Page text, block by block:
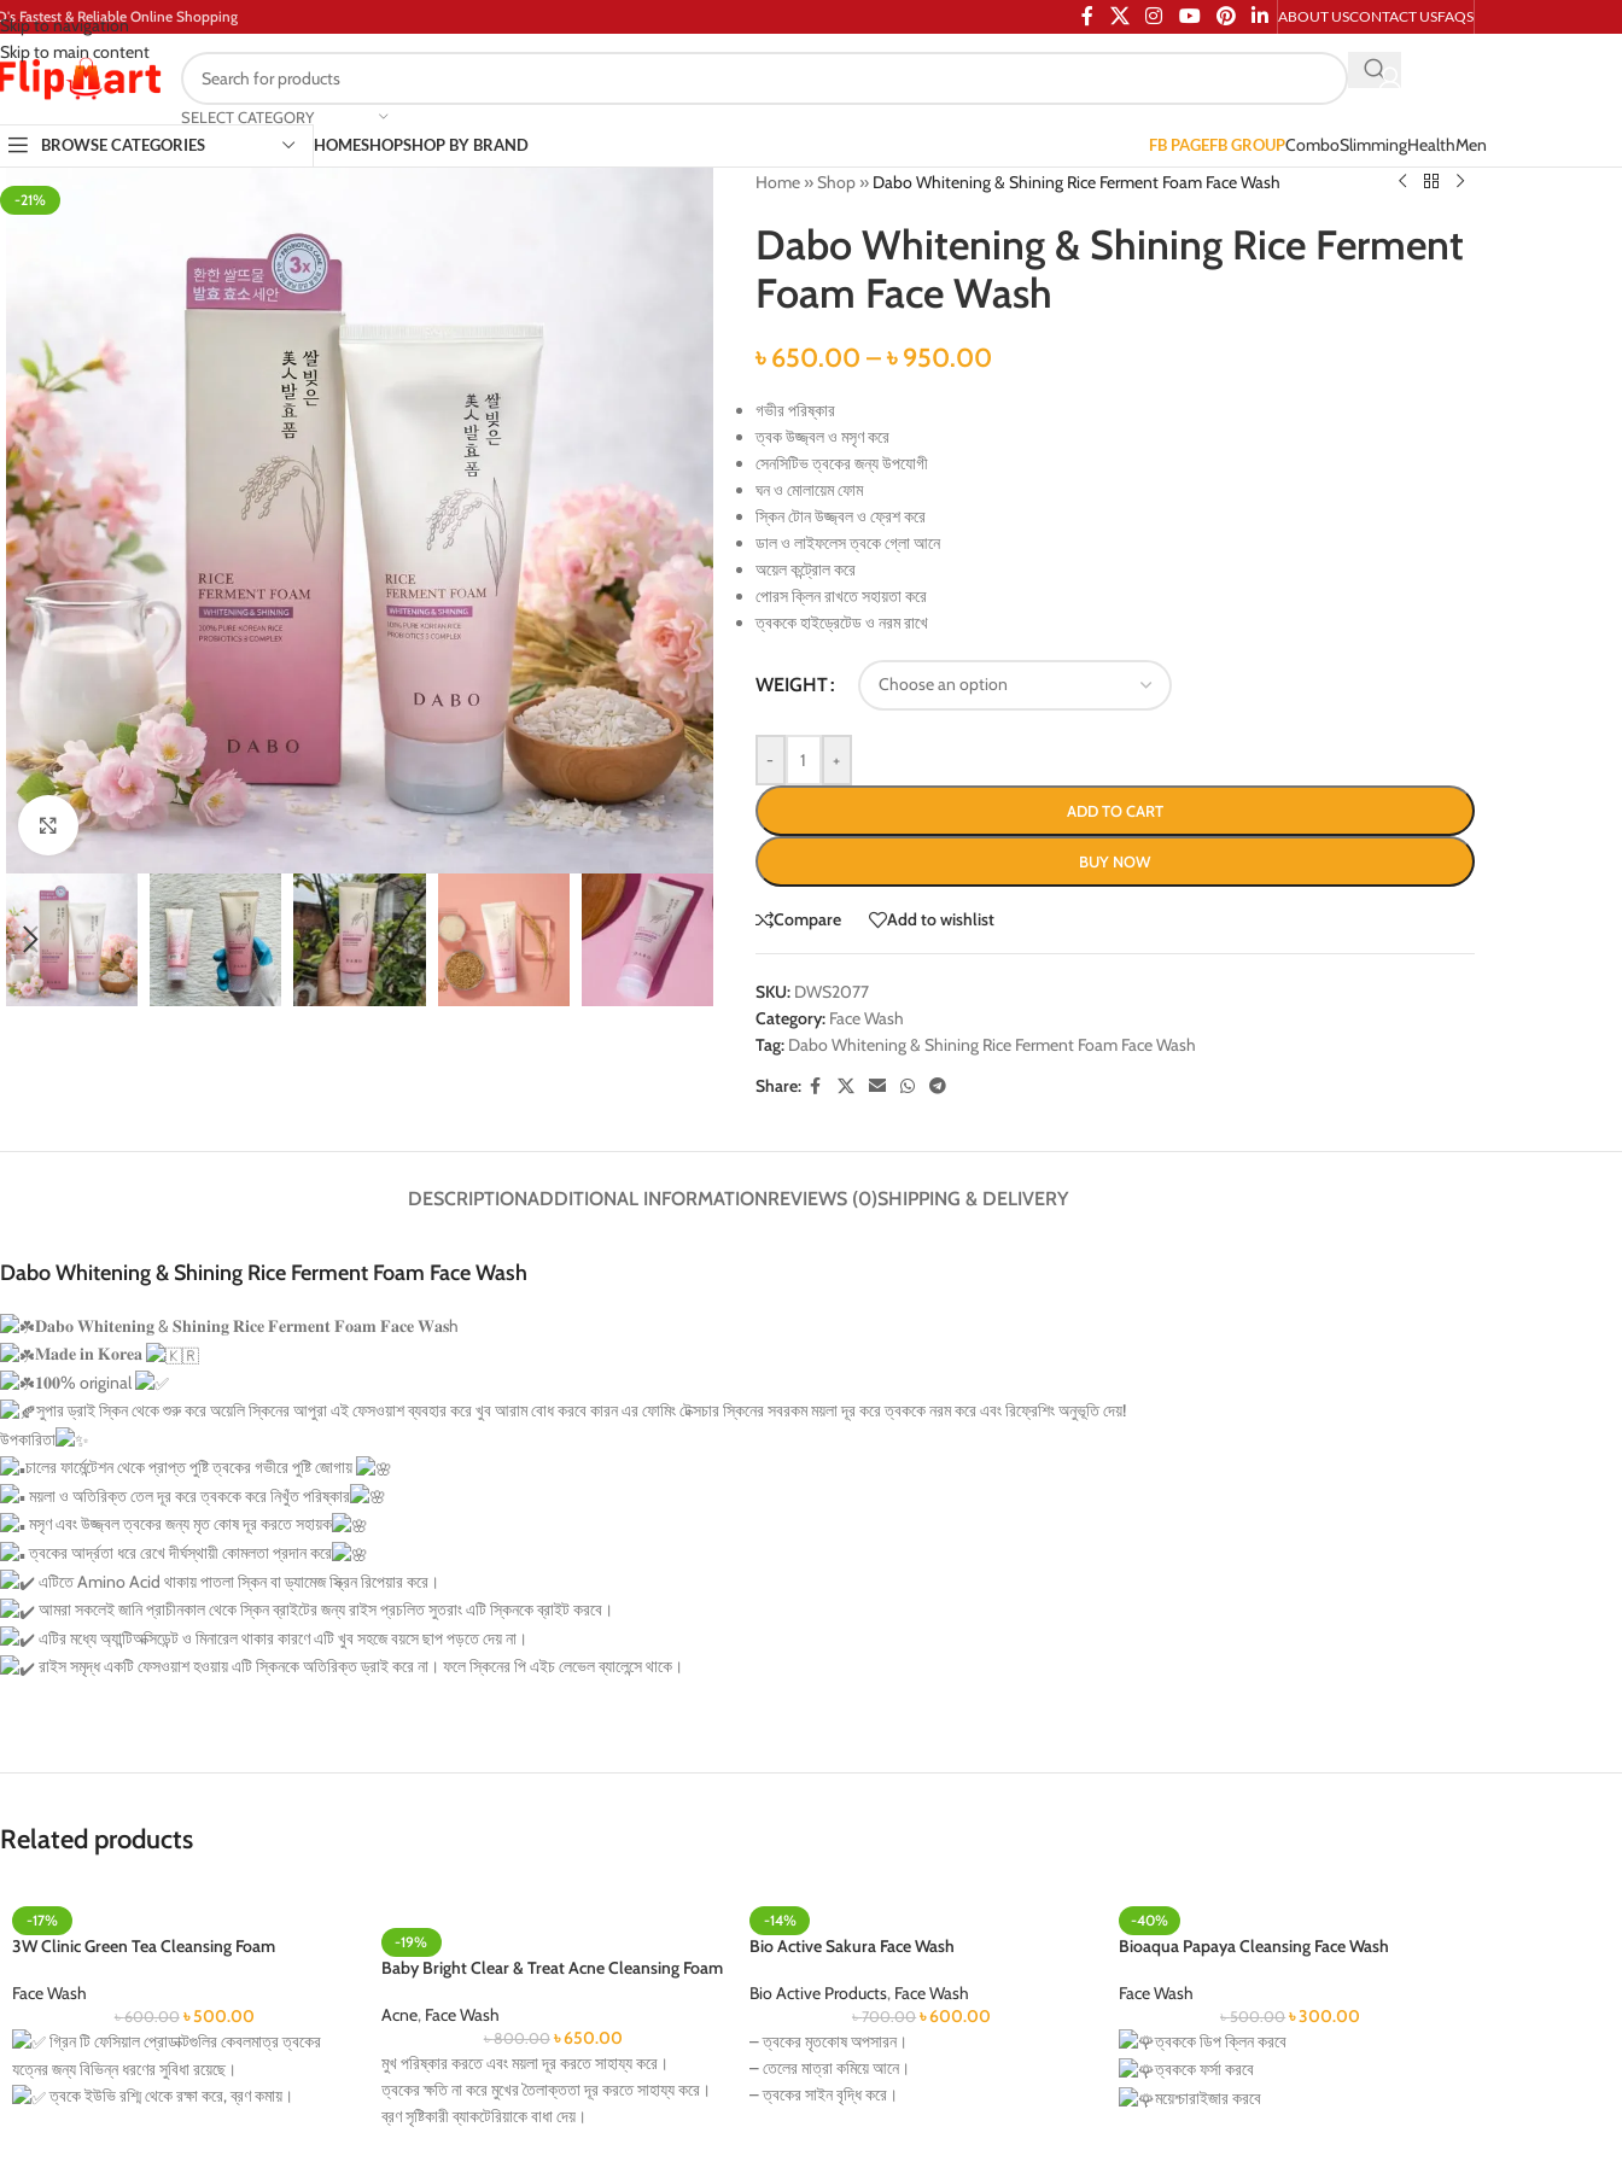
Skip to navigation
Skip to main content
Fastest & Reliable Online Shopping ABOUT USCONTACT USFAQS
SELECT CATEGORY
BROWSE CATEGORIES
HOMESHOPSHOP BY BRAND FB PAGEFB GROUPComboSlimmingHealthMen
-21%
Click to enlarge
Home»Shop» Dabo Whitening & Shining Rice Ferment Foam Face Wash
Dabo Whitening & Shining Rice Ferment
Foam Face Wash
৳650.00 –৳950.00
গভীর পরিষ্কার
ত্বক উজ্জ্বল ও মসৃণ করে
সেনসিটিভ ত্বকের জন্য উপযোগী
ঘন ও মোলায়েম ফোম
স্কিন টোন উজ্জ্বল ও ফ্রেশ করে
ডাল ও লাইফলেস ত্বকে গ্লো আনে
অয়েল কন্ট্রোল করে
পোরস ক্লিন রাখতে সহায়তা করে
ত্বককে হাইড্রেটেড ও নরম রাখে
WEIGHT
- +
ADD TO CART
BUY NOW
Compare Add to wishlist
SKU: DWS2077
Category: Face Wash
Tag: Dabo Whitening & Shining Rice Ferment Foam Face Wash
Share:
DESCRIPTIONADDITIONAL INFORMATIONREVIEWS (0)SHIPPING & DELIVERY
Dabo Whitening & Shining Rice Ferment Foam Face Wash
𝐃𝐚𝐛𝐨 𝐖𝐡𝐢𝐭𝐞𝐧𝐢𝐧𝐠 & 𝐒𝐡𝐢𝐧𝐢𝐧𝐠 𝐑𝐢𝐜𝐞 𝐅𝐞𝐫𝐦𝐞𝐧𝐭 𝐅𝐨𝐚𝐦 𝐅𝐚𝐜𝐞 𝐖𝐚𝐬h
𝐌𝐚𝐝𝐞 𝐢𝐧 𝐊𝐨𝐫𝐞𝐚
𝟏𝟎𝟎% original
সুপার ড্রাই স্কিন থেকে শুরু করে অয়েলি স্কিনের আপুরা এই ফেসওয়াশ ব্যবহার করে খুব আরাম বোধ করবে কারন এর ফোমিং টেক্সচার স্কিনের সবরকম ময়লা দূর করে ত্বককে নরম করে এবং রিফ্রেশিং অনুভূতি দেয়!
উপকারিতা
চালের ফার্মেন্টেশন থেকে প্রাপ্ত পুষ্টি ত্বকের গভীরে পুষ্টি জোগায়
ময়লা ও অতিরিক্ত তেল দূর করে ত্বককে করে নিখুঁত পরিষ্কার
মসৃণ এবং উজ্জ্বল ত্বকের জন্য মৃত কোষ দূর করতে সহায়ক
ত্বকের আর্দ্রতা ধরে রেখে দীর্ঘস্থায়ী কোমলতা প্রদান করে
এটিতে Amino Acid থাকায় পাতলা স্কিন বা ড্যামেজ স্ক্রিন রিপেয়ার করে।
আমরা সকলেই জানি প্রাচীনকাল থেকে স্কিন ব্রাইটের জন্য রাইস প্রচলিত সুতরাং এটি স্কিনকে ব্রাইট করবে।
এটির মধ্যে অ্যান্টিঅক্সিডেন্ট ও মিনারেল থাকার কারণে এটি খুব সহজে বয়সে ছাপ পড়তে দেয় না।
রাইস সমৃদ্ধ একটি ফেসওয়াশ হওয়ায় এটি স্কিনকে অতিরিক্ত ড্রাই করে না। ফলে স্কিনের পি এইচ লেভেল ব্যালেন্সে থাকে।
Related products
-17%
3W Clinic Green Tea Cleansing Foam
Face Wash
৳600.00 ৳500.00
গ্রিন টি ফেসিয়াল প্রোডাক্টগুলির কেবলমাত্র ত্বকের
যত্নের জন্য বিভিন্ন ধরণের সুবিধা রয়েছে।
ত্বকে ইউভি রশ্মি থেকে রক্ষা করে, ব্রণ কমায়।
-19%
Baby Bright Clear & Treat Acne Cleansing Foam
Acne, Face Wash
৳800.00 ৳650.00
মুখ পরিষ্কার করতে এবং ময়লা দূর করতে সাহায্য করে।
ত্বকের ক্ষতি না করে মুখের তৈলাক্ততা দূর করতে সাহায্য করে।
ব্রণ সৃষ্টিকারী ব্যাকটেরিয়াকে বাধা দেয়।
-14%
Bio Active Sakura Face Wash
Bio Active Products, Face Wash
৳700.00 ৳600.00
– ত্বকের মৃতকোষ অপসারন।
– তেলের মাত্রা কমিয়ে আনে।
– ত্বকের সাইন বৃদ্ধি করে।
-40%
Bioaqua Papaya Cleansing Face Wash
Face Wash
৳500.00 ৳300.00
ত্বককে ডিপ ক্লিন করবে
ত্বককে ফর্সা করবে
ময়েশ্চারাইজার করবে